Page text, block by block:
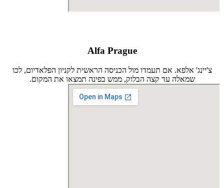
Alfa Prague
צ'יינג' אלפא. אם תעמדו מול הכניסה הראשית לקניון הפלאדיום, לכו
שמאלה עד קצה הבלוק, ממש בפינה תמצאו את המקום.